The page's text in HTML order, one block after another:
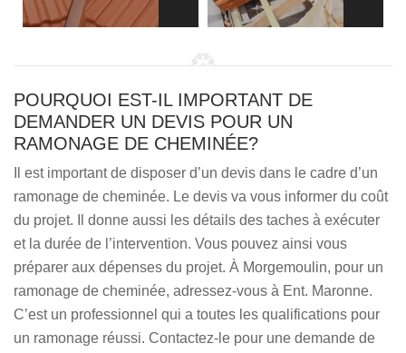
POURQUOI EST-IL IMPORTANT DE
DEMANDER UN DEVIS POUR UN
RAMONAGE DE CHEMINÉE?
Il est important de disposer d’un devis dans le cadre d’un
ramonage de cheminée. Le devis va vous informer du coût
du projet. Il donne aussi les détails des taches à exécuter
et la durée de l’intervention. Vous pouvez ainsi vous
préparer aux dépenses du projet. À Morgemoulin, pour un
ramonage de cheminée, adressez-vous à Ent. Maronne.
C’est un professionnel qui a toutes les qualifications pour
un ramonage réussi. Contactez-le pour une demande de